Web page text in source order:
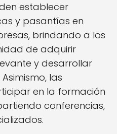
establecer
y pasantías en
brindando a los
de adquirir
y desarrollar
las
en la formación
conferencias,